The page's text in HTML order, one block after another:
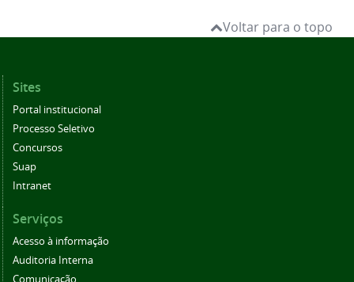
Voltar para o topo
Sites
Portal institucional
Processo Seletivo
Concursos
Suap
Intranet
Serviços
Acesso à informação
Auditoria Interna